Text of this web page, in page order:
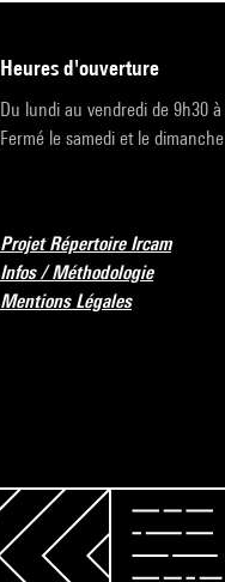
heures d'ouverture
Du lundi au vendredi de 9h30 à
Fermé le samedi et le dimanche
Projet Répertoire Ircam
Infos / Méthodologie
Mentions Légales